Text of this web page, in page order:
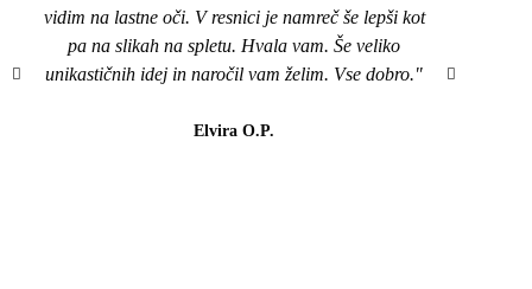
vidim na lastne oči. V resnici je namreč še lepši kot
pa na slikah na spletu. Hvala vam. Še veliko
unikastičnih idej in naročil vam želim. Vse dobro."
Elvira O.P.